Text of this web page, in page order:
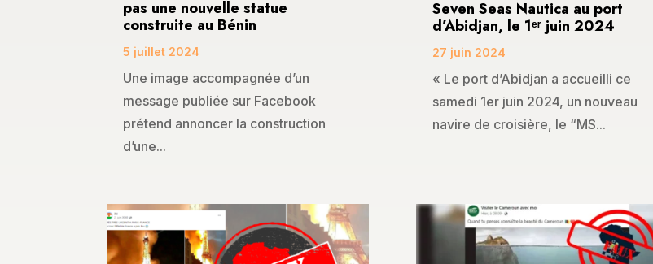
pas une nouvelle statue
construite au Bénin
5 juillet 2024
Une image accompagnée d’un
message publiée sur Facebook
prétend annoncer la construction
d’une...
Seven Seas Nautica au port
d’Abidjan, le 1ᵉʳ juin 2024
27 juin 2024
« Le port d’Abidjan a accueilli ce
samedi 1er juin 2024, un nouveau
navire de croisière, le “MS...